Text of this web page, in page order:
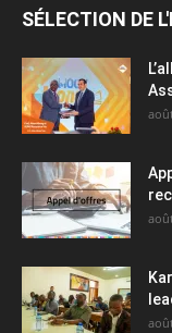
SÉLECTION DE